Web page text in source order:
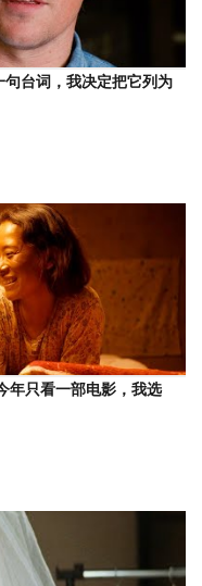
句台词，我决定把它列为
年只看一部电影，我选